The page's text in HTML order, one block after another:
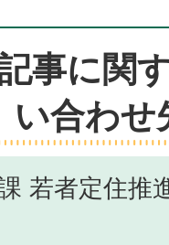
事に関
い合わせ
若者定住推